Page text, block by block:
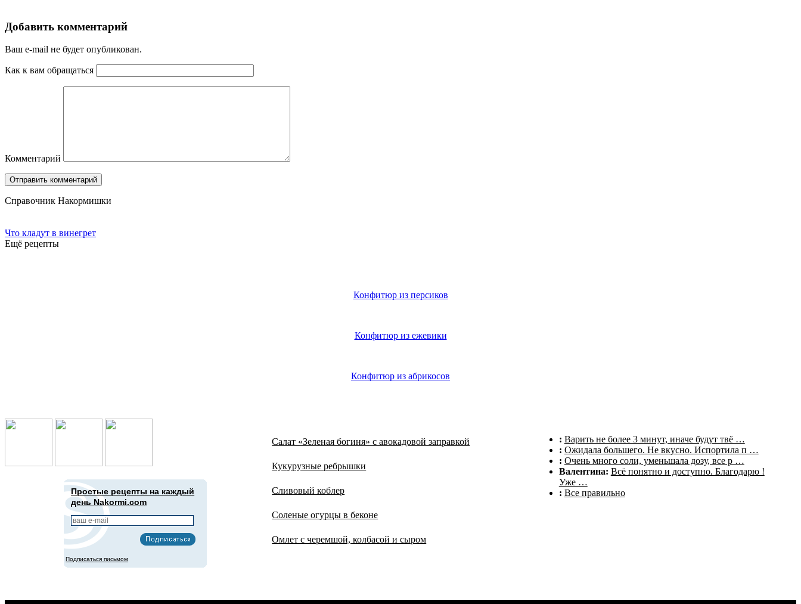
Добавить комментарий
Ваш e-mail не будет опубликован.
Как к вам обращаться
Комментарий
Справочник Накормишки
Что кладут в винегрет
Ещё рецепты
Конфитюр из персиков
Конфитюр из ежевики
Конфитюр из абрикосов
Простые рецепты на каждый
день Nakormi.com
Подписаться письмом
Салат «Зеленая богиня» с авокадовой заправкой
Кукурузные ребрышки
Сливовый коблер
Соленые огурцы в беконе
Омлет с черемшой, колбасой и сыром
: Варить не более 3 минут, иначе будут твё …
: Ожидала большего. Не вкусно. Испортила п …
: Очень много соли, уменьшала дозу, все р …
Валентина: Всё понятно и доступно. Благодарю !
Уже …
: Все правильно